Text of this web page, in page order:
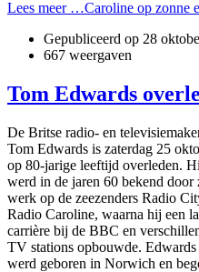
Lees meer …Caroline op zonne
Gepubliceerd op 28
667 weergaven
Tom Edwards
De Britse radio- en
Tom Edwards is zaterdag 25
op 80-jarige leeftijd overleden.
werd in de jaren 60 bekend door
werk op de zeezenders Radio
Radio Caroline, waarna hij een
carrière bij de BBC en
TV stations opbouwde. Edwards
werd geboren in Norwich en